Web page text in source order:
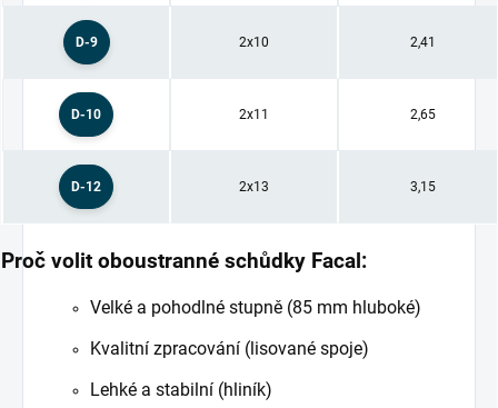
D-9 2x10 2,41
D-10 2x11 2,65
D-12 2x13 3,15
Proč volit oboustranné schůdky Facal:
Velké a pohodlné stupně (85 mm hluboké)
Kvalitní zpracování (lisované spoje)
Lehké a stabilní (hliník)